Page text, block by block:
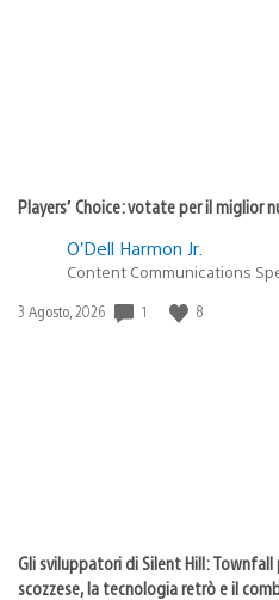
Players’ Choice: votate per il miglior
O’Dell Harmon Jr.
Content Communications
Data
3 Agosto, 2026 1 8
Gli sviluppatori di Silent Hill:
scozzese, la tecnologia retrò e il